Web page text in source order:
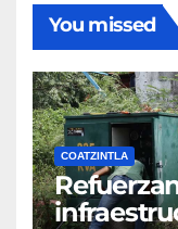
You missed
COATZINTLA